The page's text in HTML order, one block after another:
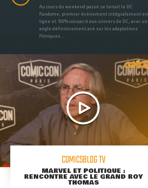
Au cours du weekend passé se tenait le DC
Fandome, premier évènement intégralement en
ligne et 100% consacré aux univers de DC, avec un
angle définitivement axé sur les adaptations
filmiques ...
COMICSBLOG TV
MARVEL ET POLITIQUE :
RENCONTRE AVEC LE GRAND ROY
THOMAS